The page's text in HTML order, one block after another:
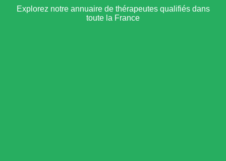
Explorez notre annuaire de thérapeutes qualifiés dans
toute la France